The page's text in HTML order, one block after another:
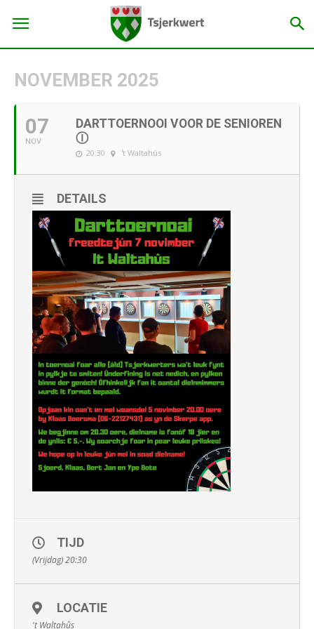
NOVEMBER 2025
07
NOV
DARTTOERNOOI VOOR DE SENIOREN
Ⓘ
20:30 't Waltahûs
DETAILS
TIJD
(Vrijdag) 20:30
LOCATIE
't Waltahûs